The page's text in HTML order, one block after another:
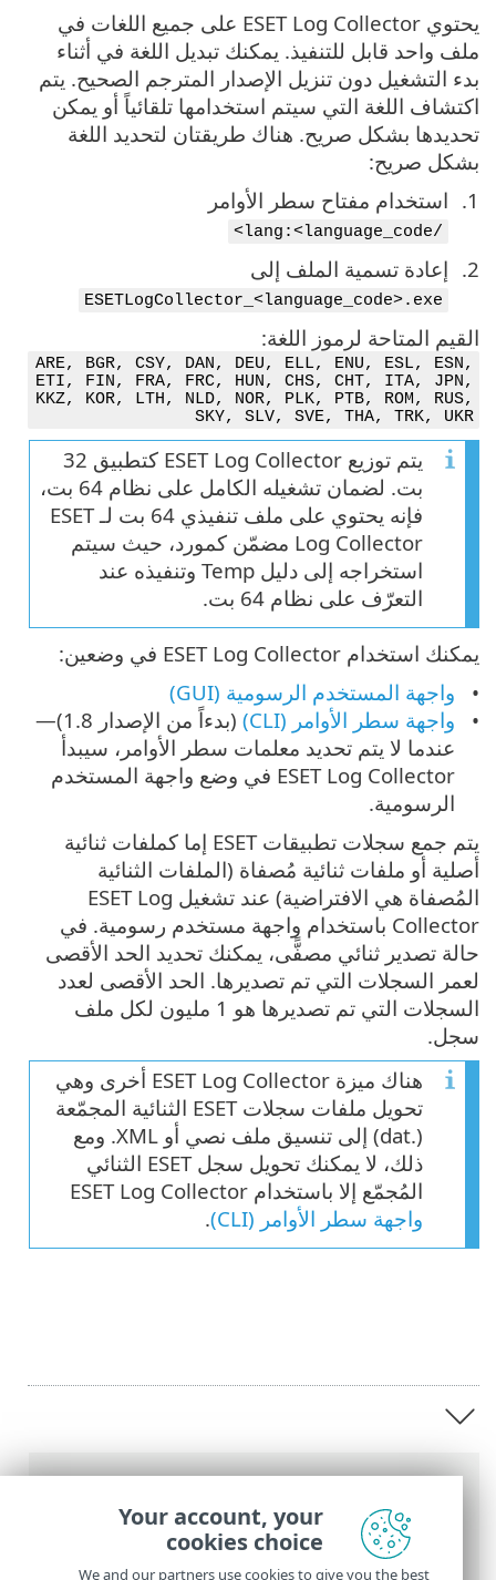
تعليمات ESET عبر الإنترنت >
ESET Log
Collector
ESET Log Collector مقدمة
يحتوي ESET Log Collector على جميع اللغات في
ملف واحد قابل للتنفيذ. يمكنك تبديل اللغة في أثناء
بدء التشغيل دون تنزيل الإصدار المترجم الصحيح. يتم
اكتشاف اللغة التي سيتم استخدامها تلقائياً أو يمكن
تحديدها بشكل صريح. هناك طريقتان لتحديد اللغة
بشكل صريح:
استخدام مفتاح سطر الأوامر
/lang:<language_code>
إعادة تسمية الملف إلى
ESETLogCollector_<language_code>.exe
القيم المتاحة لرموز اللغة:
ARE, BGR, CSY, DAN, DEU, ELL, ENU, ESL, ESN,
ETI, FIN, FRA, FRC, HUN, CHS, CHT, ITA, JPN,
KKZ, KOR, LTH, NLD, NOR, PLK, PTB, ROM, RUS,
SKY, SLV, SVE, THA, TRK, UKR
يتم توزيع ESET Log Collector كتطبيق 32
بت. لضمان تشغيله الكامل على نظام 64 بت،
فإنه يحتوي على ملف تنفيذي 64 بت لـ ESET
Log Collector مضمّن كمورد، حيث سيتم
استخراجه إلى دليل Temp وتنفيذه عند
التعرّف على نظام 64 بت.
يمكنك استخدام ESET Log Collector في وضعين:
واجهة المستخدم الرسومية (GUI)
واجهة سطر الأوامر (CLI)
(بدءاً من الإصدار 1.8)—
عندما لا يتم تحديد معلمات سطر الأوامر، سيبدأ
ESET Log Collector في وضع واجهة المستخدم
الرسومية.
يتم جمع سجلات تطبيقات ESET إما كملفات ثنائية
أصلية أو ملفات ثنائية مُصفاة (الملفات الثنائية
المُصفاة هي الافتراضية) عند تشغيل ESET Log
Collector باستخدام واجهة مستخدم رسومية. في
حالة تصدير ثنائي مصفًّى، يمكنك تحديد الحد الأقصى
لعمر السجلات التي تم تصديرها. الحد الأقصى لعدد
السجلات التي تم تصديرها هو 1 مليون لكل ملف
سجل.
هناك ميزة ESET Log Collector أخرى وهي
تحويل ملفات سجلات ESET الثنائية المجمّعة
(.dat) إلى تنسيق ملف نصي أو XML. ومع
ذلك، لا يمكنك تحويل سجل ESET الثنائي
المُجمّع إلا باستخدام ESET Log Collector
واجهة سطر الأوامر (CLI)
.
Your account, your
cookies choice
We and our partners use cookies to give you the best